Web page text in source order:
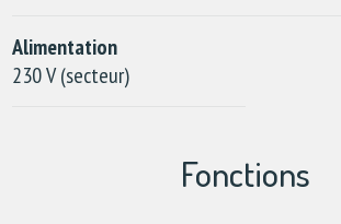
Alimentation
230 V (secteur)
Fonctions